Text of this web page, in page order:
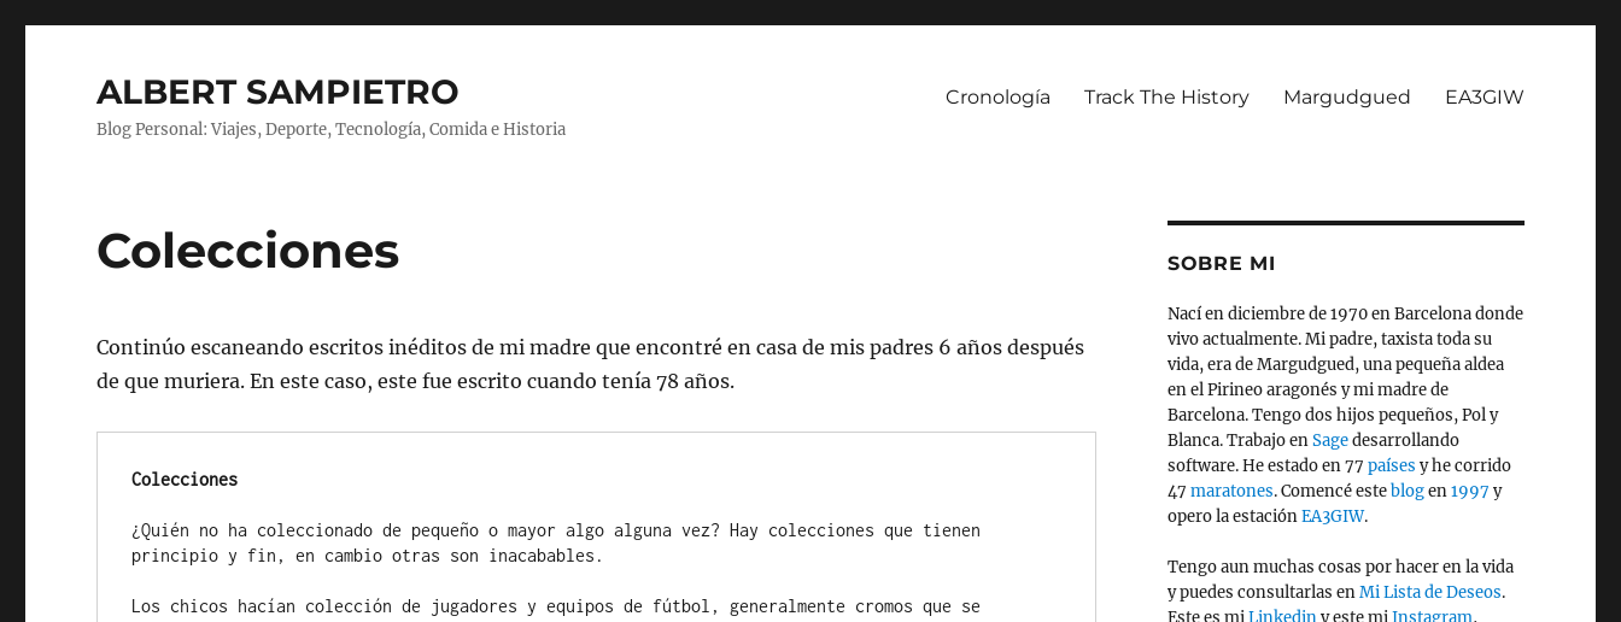
ALBERT SAMPIETRO
Blog Personal: Viajes, Deporte, Tecnología, Comida e Historia
Cronología Track The History Margudgued EA3GIW
Colecciones
Continúo escaneando escritos inéditos de mi madre que encontré en casa de mis padres 6 años después
de que muriera. En este caso, este fue escrito cuando tenía 78 años.
Colecciones
¿Quién no ha coleccionado de pequeño o mayor algo alguna vez? Hay colecciones que tienen
principio y fin, en cambio otras son inacabables.
Los chicos hacían colección de jugadores y equipos de fútbol, generalmente cromos que se
SOBRE MI
Nací en diciembre de 1970 en Barcelona donde
vivo actualmente. Mi padre, taxista toda su
vida, era de Margudgued, una pequeña aldea
en el Pirineo aragonés y mi madre de
Barcelona. Tengo dos hijos pequeños, Pol y
Blanca. Trabajo enSagedesarrollando
software. He estado en 77 países y he corrido
47 maratones. Comencé esteblogen1997 y
opero la estaciónEA3GIW.
Tengo aun muchas cosas por hacer en la vida
y puedes consultarlas enMi Lista de Deseos.
Este es miLinkediny este miInstagram,